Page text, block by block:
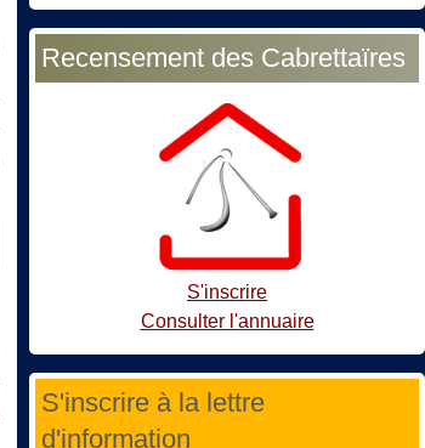
Recensement des Cabrettaïres
S'inscrire
Consulter l'annuaire
S'inscrire à la lettre
d'information